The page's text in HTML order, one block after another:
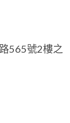
565號2樓之